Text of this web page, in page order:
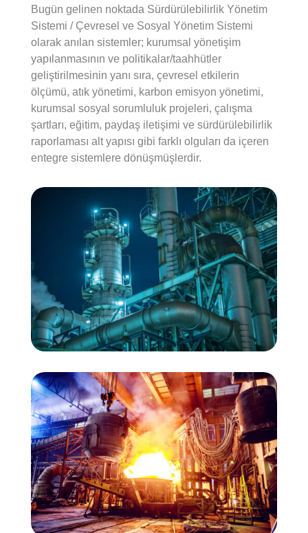
Bugün gelinen noktada Sürdürülebilirlik Yönetim
Sistemi / Çevresel ve Sosyal Yönetim Sistemi
olarak anılan sistemler; kurumsal yönetişim
yapılanmasının ve politikalar/taahhütler
geliştirilmesinin yanı sıra, çevresel etkilerin
ölçümü, atık yönetimi, karbon emisyon yönetimi,
kurumsal sosyal sorumluluk projeleri, çalışma
şartları, eğitim, paydaş iletişimi ve sürdürülebilirlik
raporlaması alt yapısı gibi farklı olguları da içeren
entegre sistemlere dönüşmüşlerdir.